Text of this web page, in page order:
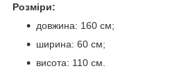
Розміри:
довжина: 160 см;
ширина: 60 см;
висота: 110 см.